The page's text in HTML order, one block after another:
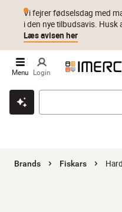
Klik & hent Byt i 1 år
Vi fejrer fødselsdag med
i den nye tilbudsavis. Husk
Læs avisen her
Menu Login
Brands Fiskars